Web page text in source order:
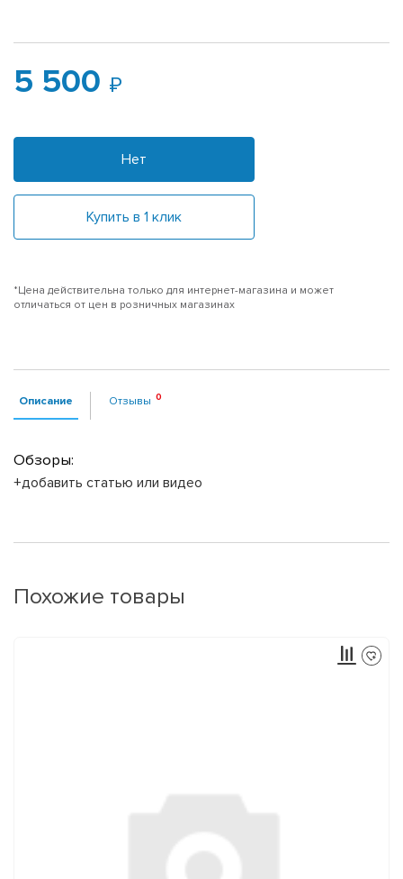
5 500
Нет
Купить в 1 клик
*Цена действительна только для интернет-магазина и может
отличаться от цен в розничных магазинах
Описание Отзывы
Обзоры:
+добавить статью или видео
Похожие товары